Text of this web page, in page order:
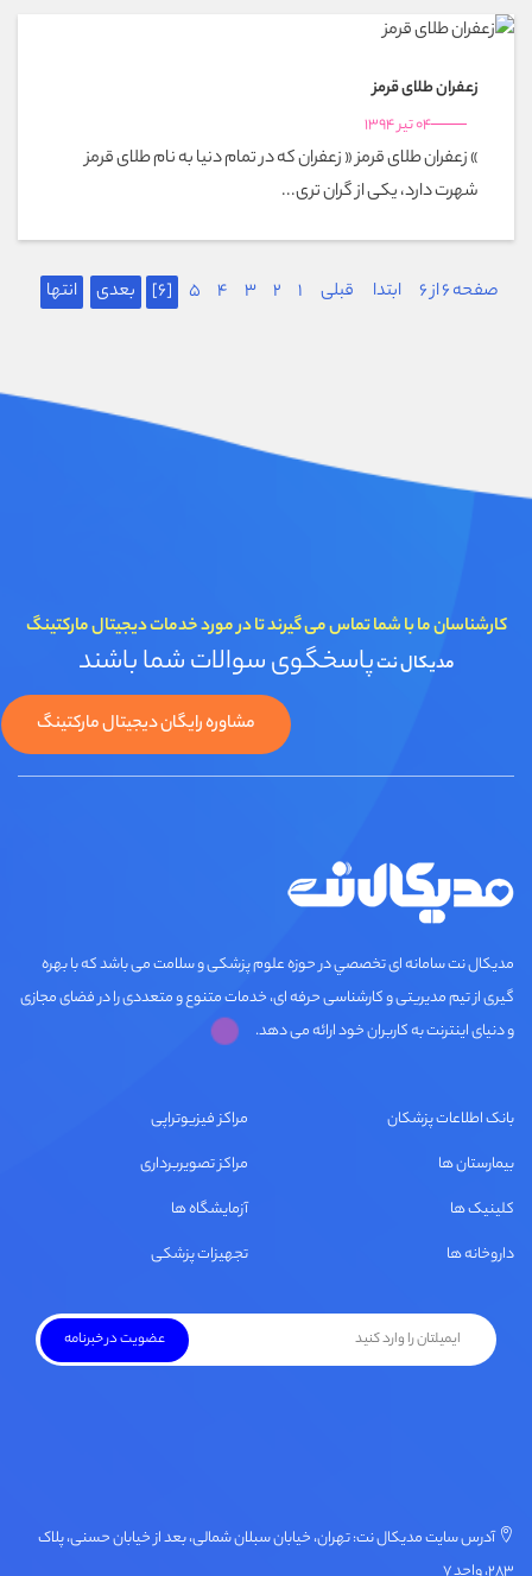
زعفران طلای قرمز
04 تیر 1394
» زعفران طلای قرمز « زعفران که در تمام دنیا به نام طلای قرمز
شهرت دارد، یکی از گران تری...
صفحه 6 از 6 ابتدا قبلی 1
2
3
4
5
[6] بعدی انتها
کارشناسان ما با شما تماس می گیرند تا در مورد خدمات دیجیتال مارکتینگ
مدیکال نتپاسخگوی سوالات شما باشند
مشاوره رایگان دیجیتال مارکتینگ
مديكال نت سامانه ای تخصصي در حوزه علوم پزشکی و سلامت می باشد که با بهره
گیری از تیم مدیریتی و کارشناسی حرفه ای، خدمات متنوع و متعددی را در فضای مجازی
و دنیای اینترنت به کاربران خود ارائه می دهد.
بانک اطلاعات پزشکان
بیمارستان ها
کلینیک ها
داروخانه ها
مراکز فیزیوتراپی
مراکز تصویربرداری
آزمایشگاه ها
تجهیزات پزشکی
آدرس سایت مدیکال نت: تهران، خیابان سبلان شمالی، بعد از خیابان حسنی، پلاک